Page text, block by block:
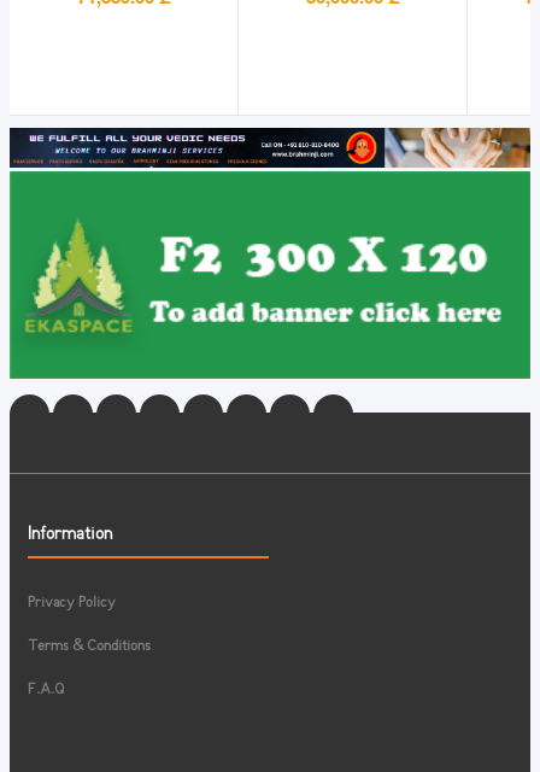
Information
Privacy Policy
Terms & Conditions
F.A.Q